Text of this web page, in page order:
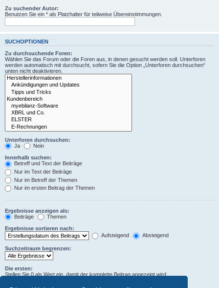
Zu suchender Autor:
Benutzen Sie ein * als Platzhalter für teilweise Übereinstimmungen.
SUCHOPTIONEN
Zu durchsuchende Foren:
Wählen Sie das Forum oder die Foren aus, in denen gesucht werden soll. Unterforen
werden automatisch mit durchsucht, sofern Sie die Option „Unterforen durchsuchen“
unten nicht deaktivieren.
Unterforen durchsuchen:
Ja
Nein
Innerhalb suchen:
Betreff und Text der Beiträge
Nur im Text der Beiträge
Nur im Betreff der Themen
Nur im ersten Beitrag der Themen
Ergebnisse anzeigen als:
Beiträge
Themen
Ergebnisse sortieren nach:
Aufsteigend
Absteigend
Suchzeitraum begrenzen:
Die ersten:
Stellen Sie 0 als Wert ein, damit der komplette Beitrag angezeigt wird.